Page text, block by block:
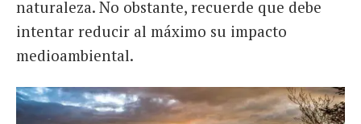
naturaleza. No obstante, recuerde que debe
intentar reducir al máximo su impacto
medioambiental.